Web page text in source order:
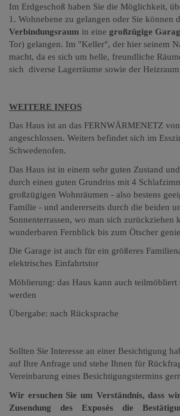
Im Erdgeschoß haben Sie die Möglichkeit,
1. Wohnebene zu gelangen oder Sie können
Verbindungsraum in eine großzügige
Tor) gelangen. Im "Keller", der hier seinem
macht, da es sich um helle, freundliche
sich diverse Lagerräume sowie der Heizraum
WEITERE INFOS
Das Haus ist an das FERNWÄRMENETZ
angeschlossen. Weiters befindet sich im
Schwedenofen.
Das Haus ist in einem sehr guten Zustand
durch einen guten Grundriss mit 4
großzügigen Wohnräumen - also bestens
Familie - und andererseits durch die beiden
Sonnenterrassen, wo man sich zurückziehen
wunderbaren Fernblick bis zum Ötscher
Die Garage ist auch für ein größeres
elektrisches Einfahrtstor
Möblierung: das Haus kann auch teilmöbliert
werden
Übergabe: nach Rücksprache
Sollten Sie Interesse an einer Besichtigung
auf Ihre Anfrage und stehe Ihnen für
Vereinbarung eines Besichtigungstermins
Wir ersuchen Sie um Verständnis, dass
Zusendung des Exposés die